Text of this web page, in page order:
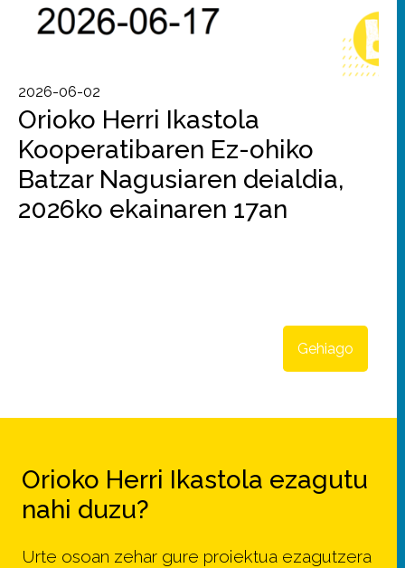
2026-06-02
Orioko Herri Ikastola
Kooperatibaren Ez-ohiko
Batzar Nagusiaren deialdia,
2026ko ekainaren 17an
Gehiago
Orioko Herri Ikastola ezagutu
nahi duzu?
Urte osoan zehar gure proiektua ezagutzera